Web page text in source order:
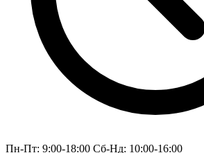
Пн-Пт: 9:00-18:00 Сб-Нд: 10:00-16:00